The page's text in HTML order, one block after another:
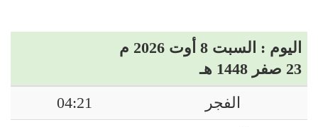
اليوم : السبت 8 أوت 2026 م
23 صفر 1448 هـ
الفجر
04:21